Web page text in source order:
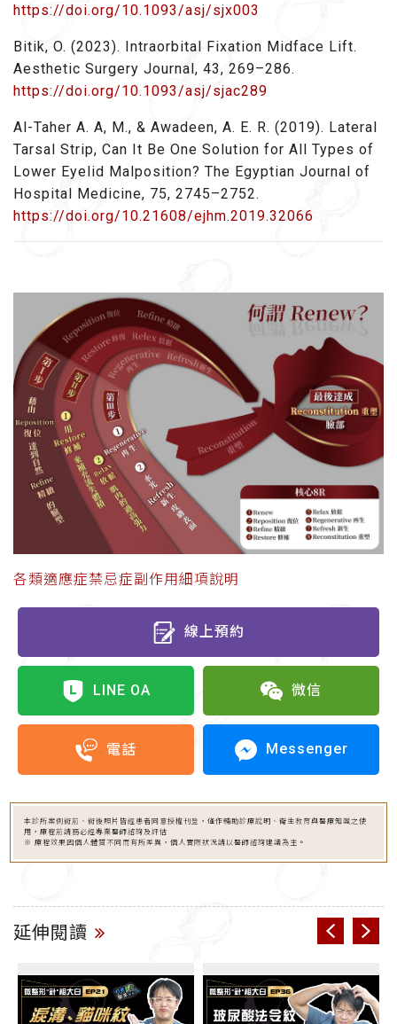
https://doi.org/10.1093/asj/sjx003
Bitik, O. (2023). Intraorbital Fixation Midface Lift.
Aesthetic Surgery Journal, 43, 269–286.
https://doi.org/10.1093/asj/sjac289
Al-Taher A. A, M., & Awadeen, A. E. R. (2019). Lateral
Tarsal Strip, Can It Be One Solution for All Types of
Lower Eyelid Malposition? The Egyptian Journal of
Hospital Medicine, 75, 2745–2752.
https://doi.org/10.21608/ejhm.2019.32066
各類適應症禁忌症副作用細項說明
線上預約
LINE OA 微信
電話 Messenger
本診所案例術前、術後照片皆經患者同意授權刊登，僅作輔助診療說明、衛生教育與醫療知識之使
用，療程前請務必經專業醫師諮詢及評估
※ 療程效果因個人體質不同而有所差異，個人實際狀況請以醫師諮詢建議為主。
延伸閱讀